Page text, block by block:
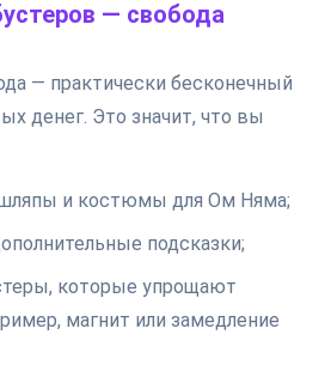
— свобода
— практически бесконечный
денег. Это значит, что вы
и костюмы для Ом Няма;
подсказки;
которые упрощают
магнит или замедление